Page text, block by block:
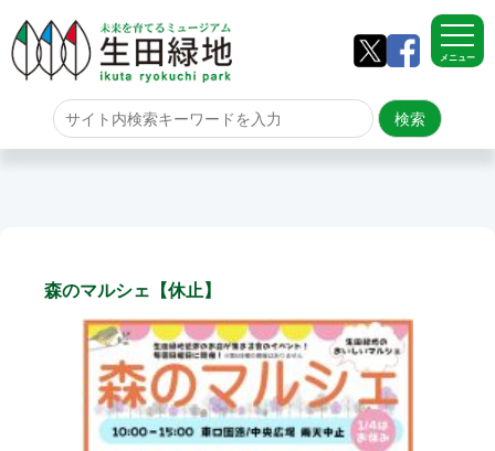
メニュー
ホーム
生田緑地について
園内のご案内
森のマルシェ【休止】